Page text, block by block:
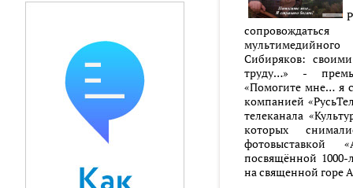
Сибиряков:
труду…» -
«Помогите мне… я
компанией
телеканала
которых
фотовыставкой
посвящённой 1000-
на священной горе